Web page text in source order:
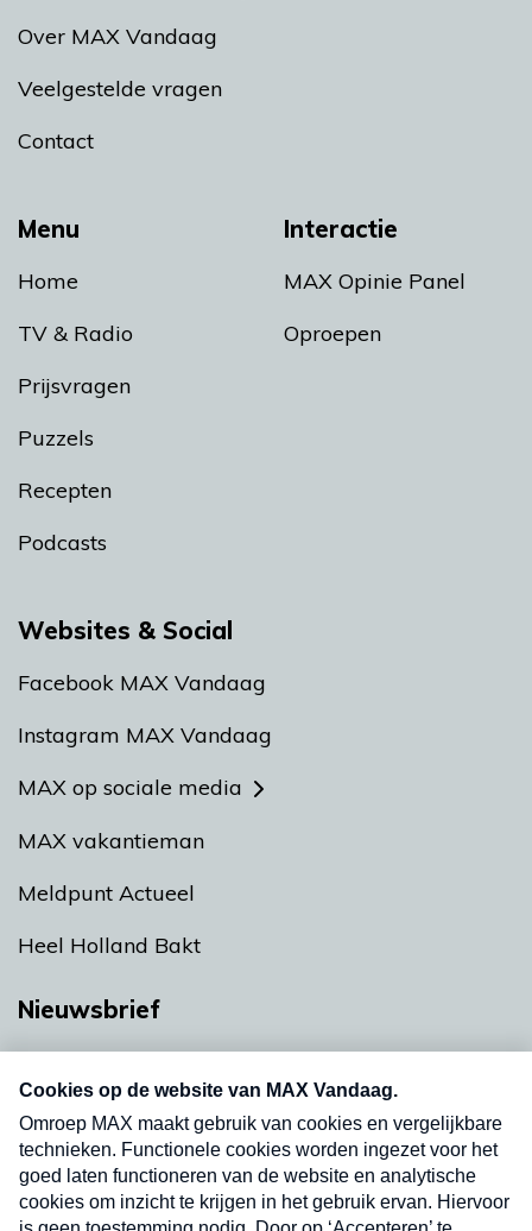
Menu
Home
TV & Radio
Prijsvragen
Puzzels
Recepten
Podcasts
Interactie
MAX Opinie Panel
Oproepen
Over MAX Vandaag
Veelgestelde vragen
Contact
Websites & Social
Facebook MAX Vandaag
Instagram MAX Vandaag
MAX op sociale media
MAX vakantieman
Meldpunt Actueel
Heel Holland Bakt
Nieuwsbrief
nieuwsbrief. Elke vrijdag- en dinsdagochtend in
uw mailbox.
Verzend